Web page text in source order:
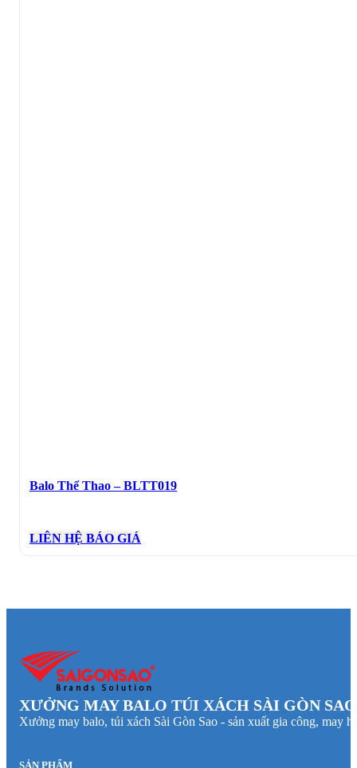
Balo Thể Thao – BLTT019
LIÊN HỆ BÁO GIÁ
XƯỞNG MAY BALO TÚI XÁCH SÀI GÒN
Xưởng may balo, túi xách Sài Gòn Sao - sản xuất gia công, may
SẢN PHẨM